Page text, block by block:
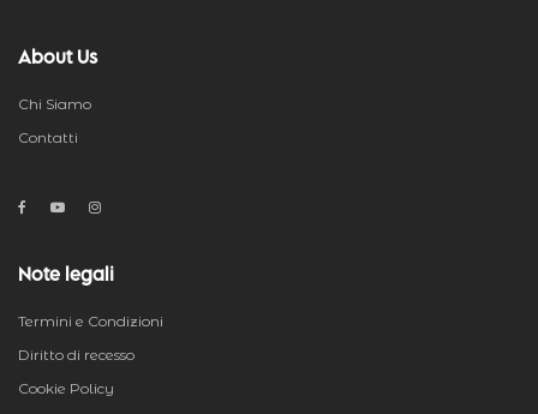
About Us
Chi Siamo
Contatti
Note legali
Termini e Condizioni
Diritto di recesso
Cookie Policy